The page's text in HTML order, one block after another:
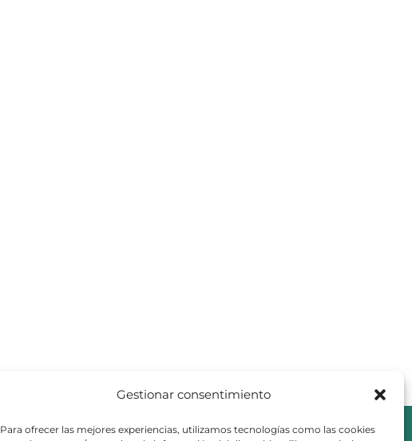
Gestionar consentimiento
Para ofrecer las mejores experiencias, utilizamos tecnologías como las cookies